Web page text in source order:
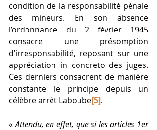
condition de la responsabilité pénale
des mineurs. En son absence
l’ordonnance du 2 février 1945
consacre une présomption
d’irresponsabilité, reposant sur une
appréciation in concreto des juges.
Ces derniers consacrent de manière
constante le principe depuis un
célèbre arrêt Laboube[5].
« Attendu, en effet, que si les articles 1er